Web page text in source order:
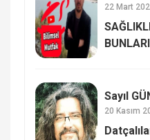
22 Mart
Sayıl
20 Kasım